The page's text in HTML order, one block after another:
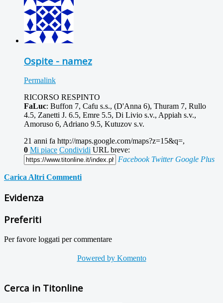
Ospite - namez
Permalink
RICORSO RESPINTO
FaLuc: Buffon 7, Cafu s.s., (D'Anna 6), Thuram 7, Rullo
4.5, Zanetti J. 6.5, Emre 5.5, Di Livio s.v., Appiah s.v.,
Amoruso 6, Adriano 9.5, Kutuzov s.v.
21 anni fa http://maps.google.com/maps?z=15&q=,
0 Mi piace Condividi URL breve:
Facebook Twitter Google Plus
Carica Altri Commenti
Evidenza
Preferiti
Per favore loggati per commentare
Powered by Komento
Cerca in Titonline